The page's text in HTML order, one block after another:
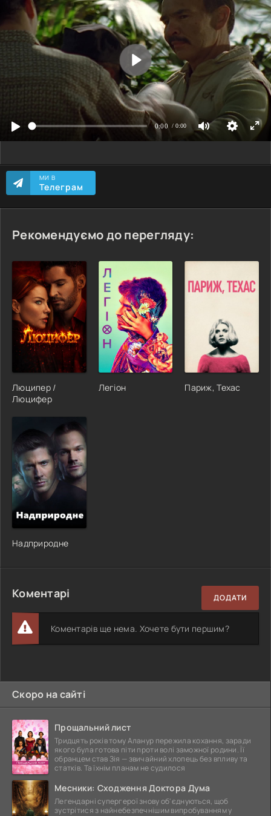
МИ В
Телеграм
Рекомендуємо до перегляду:
Люципер /
Люцифер
Легіон Париж, Техас
Надприродне
Коментарі ДОДАТИ
Коментарів ще нема. Хочете бути першим?
Скоро на сайті
Прощальний лист
Тридцять років тому Аланур пережила кохання, заради
якого була готова піти проти волі заможної родини. Її
обранцем став Зія — звичайний хлопець без впливу та
статків. Та їхнім планам не судилося
Месники: Сходження Доктора Дума
Легендарні супергерої знову об'єднуються, щоб
зустрітися з найнебезпечнішим випробуванням у